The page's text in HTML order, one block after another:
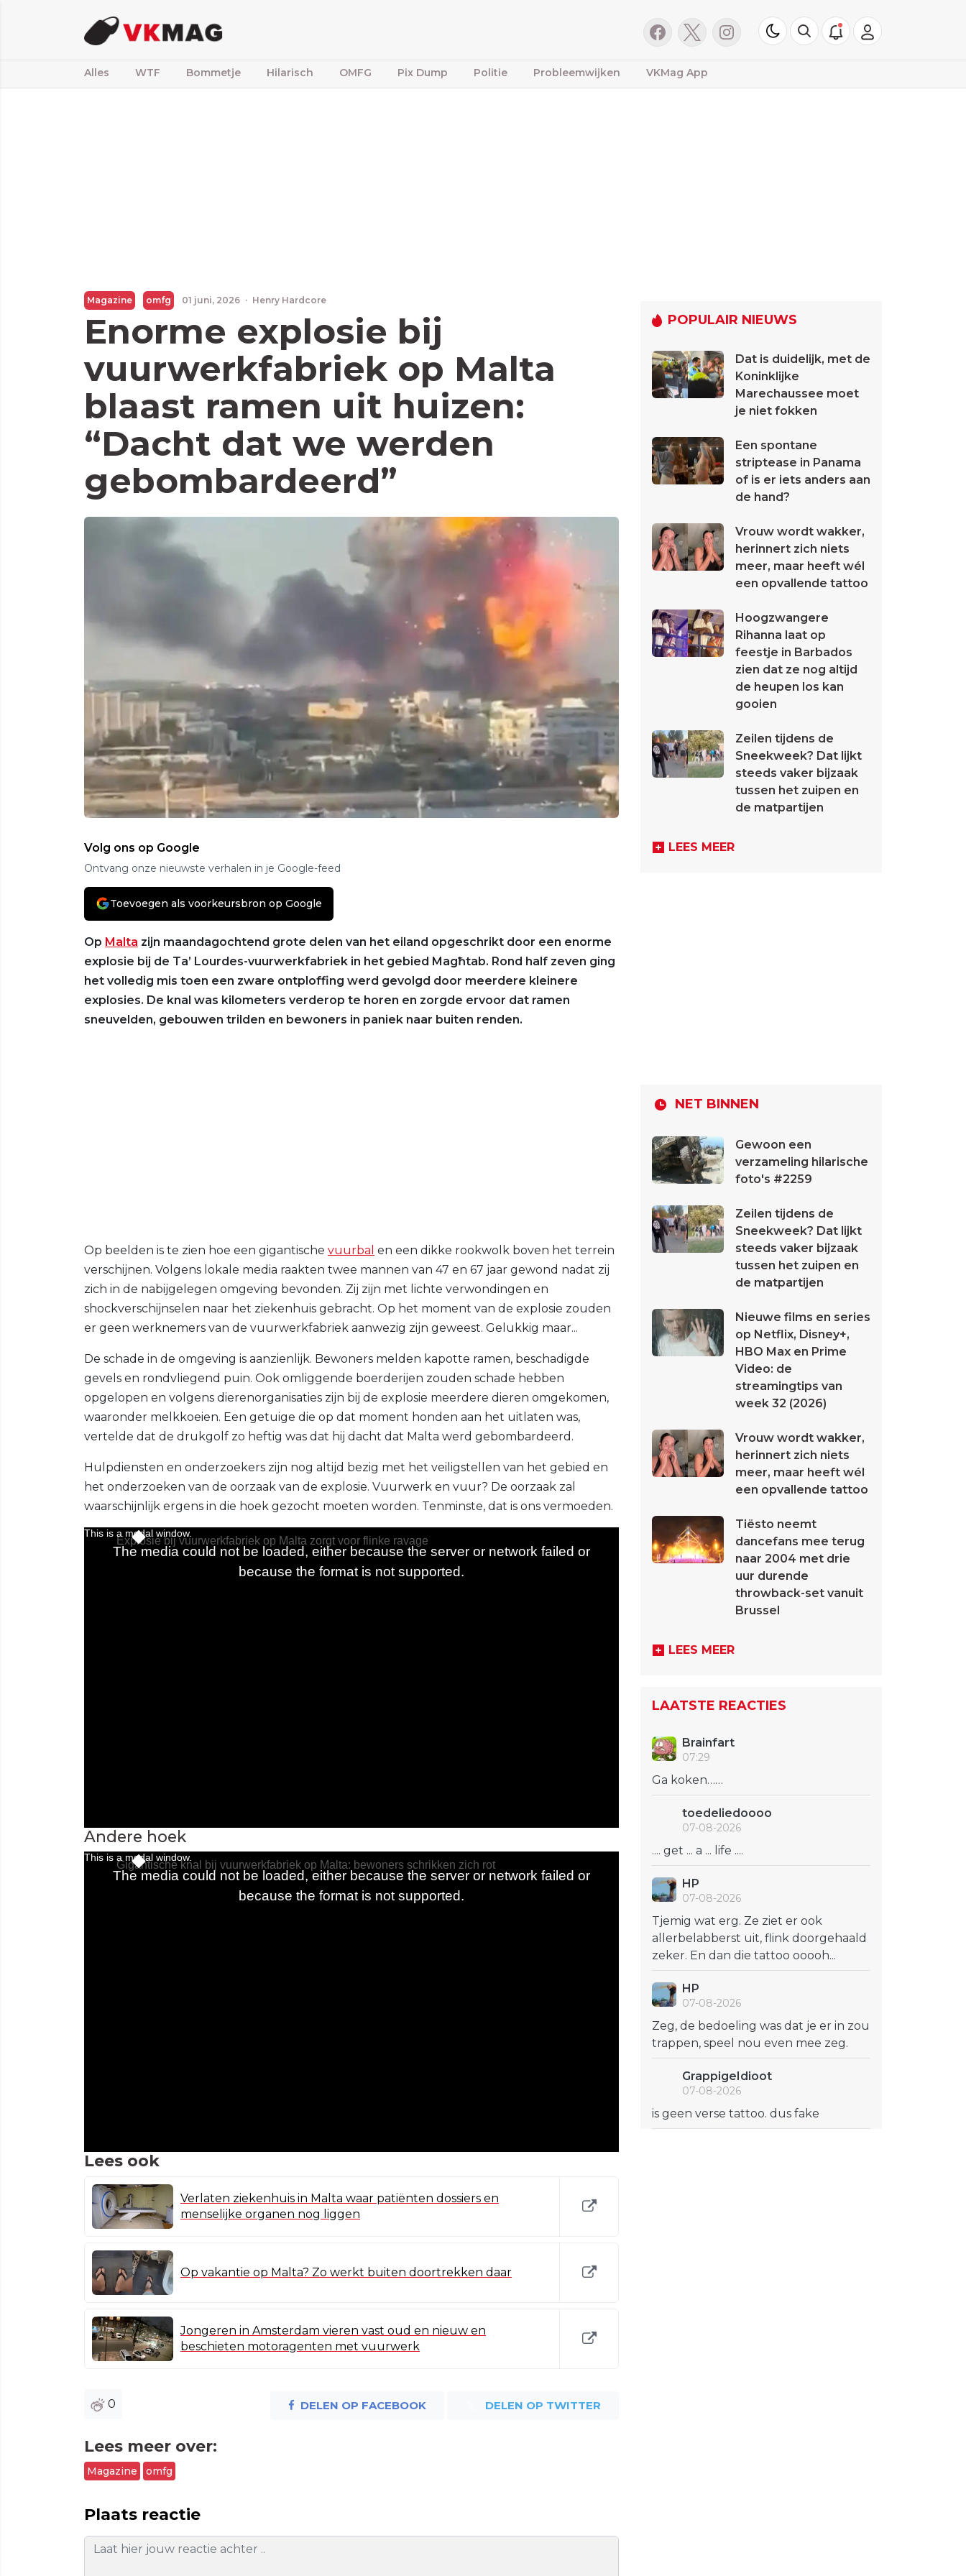
Alles WTF Bommetje Hilarisch OMFG Pix Dump Politie Probleemwijken VKMag App
Magazine omfg 01 juni, 2026 · Henry Hardcore
Enorme explosie bij
vuurwerkfabriek op Malta
blaast ramen uit huizen:
“Dacht dat we werden
gebombardeerd”
Volg ons op Google
Ontvang onze nieuwste verhalen in je Google-feed
Toevoegen als voorkeursbron op Google
Op Malta zijn maandagochtend grote delen van het eiland opgeschrikt door een enorme
explosie bij de Ta’ Lourdes-vuurwerkfabriek in het gebied Magħtab. Rond half zeven ging
het volledig mis toen een zware ontploffing werd gevolgd door meerdere kleinere
explosies. De knal was kilometers verderop te horen en zorgde ervoor dat ramen
sneuvelden, gebouwen trilden en bewoners in paniek naar buiten renden.
Op beelden is te zien hoe een gigantische vuurbal en een dikke rookwolk boven het terrein
verschijnen. Volgens lokale media raakten twee mannen van 47 en 67 jaar gewond nadat zij
zich in de nabijgelegen omgeving bevonden. Zij zijn met lichte verwondingen en
shockverschijnselen naar het ziekenhuis gebracht. Op het moment van de explosie zouden
er geen werknemers van de vuurwerkfabriek aanwezig zijn geweest. Gelukkig maar...
De schade in de omgeving is aanzienlijk. Bewoners melden kapotte ramen, beschadigde
gevels en rondvliegend puin. Ook omliggende boerderijen zouden schade hebben
opgelopen en volgens dierenorganisaties zijn bij de explosie meerdere dieren omgekomen,
waaronder melkkoeien. Een getuige die op dat moment honden aan het uitlaten was,
vertelde dat de drukgolf zo heftig was dat hij dacht dat Malta werd gebombardeerd.
Hulpdiensten en onderzoekers zijn nog altijd bezig met het veiligstellen van het gebied en
het onderzoeken van de oorzaak van de explosie. Vuurwerk en vuur? De oorzaak zal
waarschijnlijk ergens in die hoek gezocht moeten worden. Tenminste, dat is ons vermoeden.
Andere hoek
Lees ook
Verlaten ziekenhuis in Malta waar patiënten dossiers en
menselijke organen nog liggen
Op vakantie op Malta? Zo werkt buiten doortrekken daar
Jongeren in Amsterdam vieren vast oud en nieuw en
beschieten motoragenten met vuurwerk
0 DELEN OP FACEBOOK DELEN OP TWITTER
Lees meer over:
Magazine omfg
Plaats reactie
POPULAIR NIEUWS
Dat is duidelijk, met de
Koninklijke
Marechaussee moet
je niet fokken
Een spontane
striptease in Panama
of is er iets anders aan
de hand?
Vrouw wordt wakker,
herinnert zich niets
meer, maar heeft wél
een opvallende tattoo
Hoogzwangere
Rihanna laat op
feestje in Barbados
zien dat ze nog altijd
de heupen los kan
gooien
Zeilen tijdens de
Sneekweek? Dat lijkt
steeds vaker bijzaak
tussen het zuipen en
de matpartijen
LEES MEER
NET BINNEN
Gewoon een
verzameling hilarische
foto's #2259
Zeilen tijdens de
Sneekweek? Dat lijkt
steeds vaker bijzaak
tussen het zuipen en
de matpartijen
Nieuwe films en series
op Netflix, Disney+,
HBO Max en Prime
Video: de
streamingtips van
week 32 (2026)
Vrouw wordt wakker,
herinnert zich niets
meer, maar heeft wél
een opvallende tattoo
Tiësto neemt
dancefans mee terug
naar 2004 met drie
uur durende
throwback-set vanuit
Brussel
LEES MEER
LAATSTE REACTIES
Brainfart
07:29
Ga koken……
toedeliedoooo
07-08-2026
.... get ... a ... life ....
HP
07-08-2026
Tjemig wat erg. Ze ziet er ook
allerbelabberst uit, flink doorgehaald
zeker. En dan die tattoo ooooh...
HP
07-08-2026
Zeg, de bedoeling was dat je er in zou
trappen, speel nou even mee zeg.
GrappigeIdioot
07-08-2026
is geen verse tattoo. dus fake